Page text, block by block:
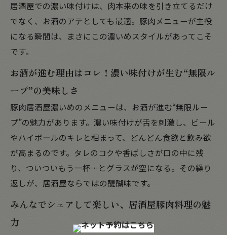
居酒屋での濃い味付けは、肉本来の味を引き立てるだけ
でなく、お酒のアテとしても最適。豚肉メニューが主役
になる瞬間は、まさにこの濃いめスタイルがあってこそ
です。
お酒が進む理由はコレ！濃い味付けが生む“無限ル
ープ”の美味しさ
豚肉居酒屋濃いめのメニューは、お酒が進む“無限ルー
プ”の魅力があります。濃い味付けが舌を刺激し、ビール
やハイボールのキレと相まって、どんどん食欲と飲み欲
が高まるのです。タレのコクや香ばしさが口の中に残
り、ついついもう一杯…とグラスが空になる。その繰り
返しが、居酒屋ならではの醍醐味です。
みんなでシェアして楽しい、居酒屋豚肉料理の魅
力